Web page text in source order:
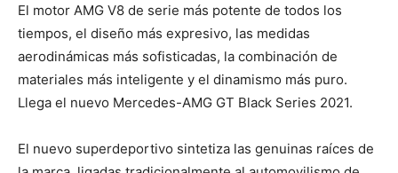
El motor AMG V8 de serie más potente de todos los
tiempos, el diseño más expresivo, las medidas
aerodinámicas más sofisticadas, la combinación de
materiales más inteligente y el dinamismo más puro.
Llega el nuevo Mercedes-AMG GT Black Series 2021.
El nuevo superdeportivo sintetiza las genuinas raíces de